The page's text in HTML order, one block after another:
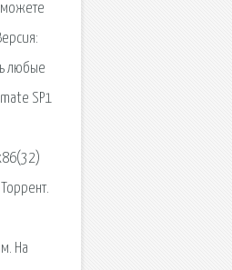
можете
любые
SP1
На